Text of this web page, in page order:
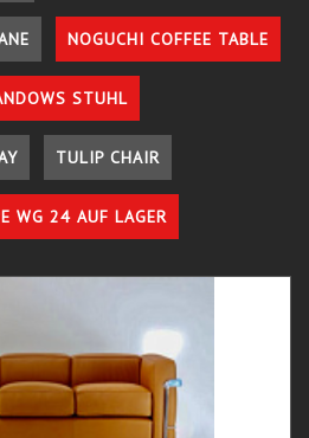
NOGUCHI COFFEE TABLE
STUHL
TULIP CHAIR
WG 24 AUF LAGER